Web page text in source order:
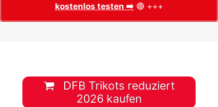
kostenlos testen ➡️ 🔴 +++
DFB Trikots reduziert
2026 kaufen